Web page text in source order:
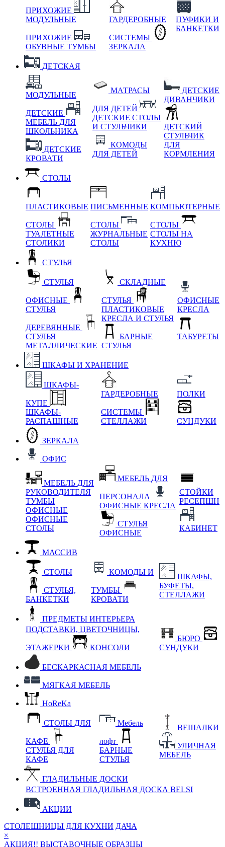
ПРИХОЖИЕ
МОДУЛЬНЫЕ
ПРИХОЖИЕ
ОБУВНЫЕ ТУМБЫ
ГАРДЕРОБНЫЕ
СИСТЕМЫ
ЗЕРКАЛА
ПУФИКИ И
БАНКЕТКИ
ДЕТСКАЯ
МОДУЛЬНЫЕ
ДЕТСКИЕ
МЕБЕЛЬ ДЛЯ
ШКОЛЬНИКА
ДЕТСКИЕ
КРОВАТИ
МАТРАСЫ
ДЛЯ ДЕТЕЙ
ДЕТСКИЕ СТОЛЫ
И СТУЛЬЧИКИ
КОМОДЫ
ДЛЯ ДЕТЕЙ
ДЕТСКИЕ
ДИВАНЧИКИ
ДЕТСКИЙ
СТУЛЬЧИК
ДЛЯ
КОРМЛЕНИЯ
СТОЛЫ
ПЛАСТИКОВЫЕ
СТОЛЫ
ТУАЛЕТНЫЕ
СТОЛИКИ
ПИСЬМЕННЫЕ
СТОЛЫ
ЖУРНАЛЬНЫЕ
СТОЛЫ
КОМПЬЮТЕРНЫЕ
СТОЛЫ
СТОЛЫ НА
КУХНЮ
СТУЛЬЯ
СТУЛЬЯ
ОФИСНЫЕ
СТУЛЬЯ
ДЕРЕВЯННЫЕ
СТУЛЬЯ
МЕТАЛЛИЧЕСКИЕ
СКЛАДНЫЕ
СТУЛЬЯ
ПЛАСТИКОВЫЕ
КРЕСЛА И СТУЛЬЯ
БАРНЫЕ
СТУЛЬЯ
ОФИСНЫЕ
КРЕСЛА
ТАБУРЕТЫ
ШКАФЫ И ХРАНЕНИЕ
ШКАФЫ-
КУПЕ
ШКАФЫ-
РАСПАШНЫЕ
ГАРДЕРОБНЫЕ
СИСТЕМЫ
СТЕЛЛАЖИ
ПОЛКИ
СУНДУКИ
ЗЕРКАЛА
ОФИС
МЕБЕЛЬ ДЛЯ
РУКОВОДИТЕЛЯ
ТУМБЫ
ОФИСНЫЕ
ОФИСНЫЕ
СТОЛЫ
МЕБЕЛЬ ДЛЯ
ПЕРСОНАЛА
ОФИСНЫЕ КРЕСЛА
СТУЛЬЯ
ОФИСНЫЕ
СТОЙКИ
РЕСЕПШН
КАБИНЕТ
МАССИВ
СТОЛЫ
СТУЛЬЯ,
БАНКЕТКИ
КОМОДЫ И
ТУМБЫ
КРОВАТИ
ШКАФЫ,
БУФЕТЫ,
СТЕЛЛАЖИ
ПРЕДМЕТЫ ИНТЕРЬЕРА
ПОДСТАВКИ, ЦВЕТОЧНИЦЫ,
ЭТАЖЕРКИ КОНСОЛИ
БЮРО
СУНДУКИ
БЕСКАРКАСНАЯ МЕБЕЛЬ
МЯГКАЯ МЕБЕЛЬ
HoReKa
СТОЛЫ ДЛЯ
КАФЕ
СТУЛЬЯ ДЛЯ
КАФЕ
Мебель
лофт
БАРНЫЕ
СТУЛЬЯ
ВЕШАЛКИ
УЛИЧНАЯ
МЕБЕЛЬ
ГЛАДИЛЬНЫЕ ДОСКИ
ВСТРОЕННАЯ ГЛАДИЛЬНАЯ ДОСКА BELSI
АКЦИИ
СТОЛЕШНИЦЫ ДЛЯ КУХНИ ДАЧА
×
АКЦИЯ!! ВЫСТАВОЧНЫЕ ОБРАЗЦЫ